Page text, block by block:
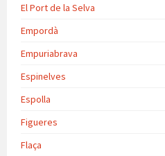
El Port de la Selva
Empordà
Empuriabrava
Espinelves
Espolla
Figueres
Flaça